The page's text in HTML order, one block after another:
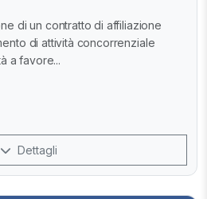
di un contratto di affiliazione
di attività concorrenziale
a favore...
Dettagli